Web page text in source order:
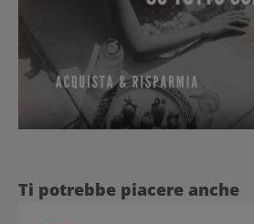
Salta la galleria dei prodotti
Ti potrebbe piacere anche